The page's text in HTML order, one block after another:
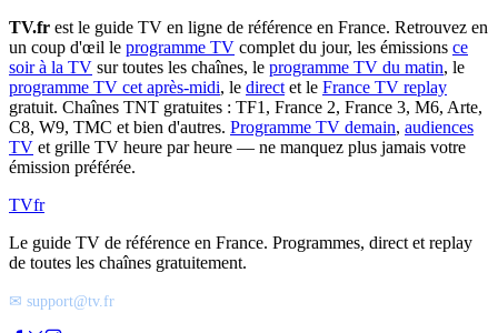
TV.fr est le guide TV en ligne de référence en France. Retrouvez en
un coup d'œil le programme TV complet du jour, les émissions ce
soir à la TV sur toutes les chaînes, le programme TV du matin, le
programme TV cet après-midi, le direct et le France TV replay
gratuit. Chaînes TNT gratuites : TF1, France 2, France 3, M6, Arte,
C8, W9, TMC et bien d'autres. Programme TV demain, audiences
TV et grille TV heure par heure — ne manquez plus jamais votre
émission préférée.
TVfr
Le guide TV de référence en France. Programmes, direct et replay
de toutes les chaînes gratuitement.
✉ support@tv.fr